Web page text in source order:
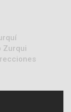
Zurqui